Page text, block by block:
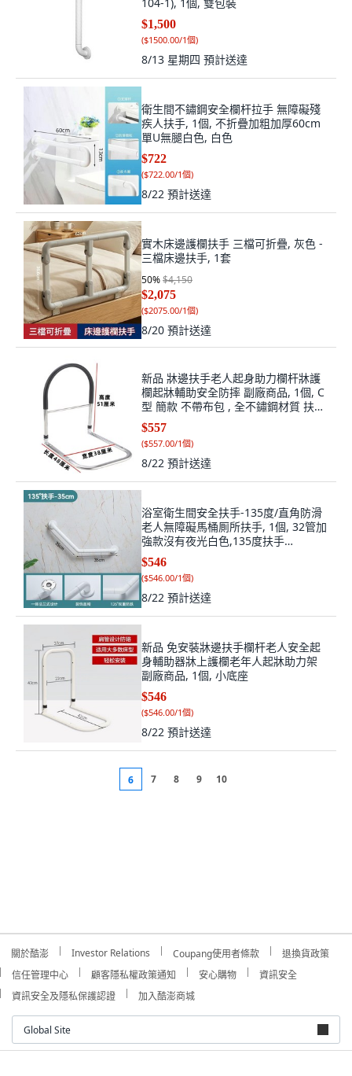
$1,500
($1500.00/1個
8/13 星期四
疾人扶手, 1個, 不折疊加粗加厚60cm
單U無腿白色, 白色
$722
($722.00/1個
8/22預計送達
三檔床邊扶手, 1套
50% $4,150
$2,075
($2075.00/1個
8/20預計送達
欄起牀輔助安全防摔 副廠商品, 1個, C
型 簡款 不帶布包 , 全不鏽鋼材質 扶手
不分左右-可調節
$557
($557.00/1個
8/22預計送達
老人無障礙馬桶厠所扶手, 1個, 32管加
強款沒有夜光白色,135度扶手
25*25cm
$546
($546.00/1個
8/22預計送達
身輔助器牀上護欄老年人起牀助力架
副廠商品, 1個, 小底座
$546
($546.00/1個
8/22預計送達
關於酷澎 Investor Relations Coupang使用者條款
退換貨政策
信任管理中心
顧客隱私權政策通知 安心購物
資訊安全
資訊安全及隱私保護認證
加入酷澎商城
Global Site